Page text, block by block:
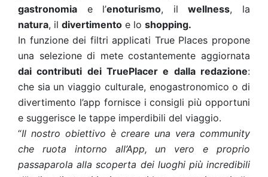
gastronomia e l’enoturismo, ilwellness, la
natura, il divertimento e lo shopping.
In funzione dei filtri applicati True Places propone
una selezione di mete costantemente aggiornata
dai contributi dei TruePlacer e dalla redazione:
che sia un viaggio culturale, enogastronomico o di
divertimento l’app fornisce i consigli più opportuni
e suggerisce le tappe imperdibili del viaggio.
“Il nostro obiettivo è creare una vera community
che ruota intorno all’App, un vero e proprio
passaparola alla scoperta dei luoghi più incredibili